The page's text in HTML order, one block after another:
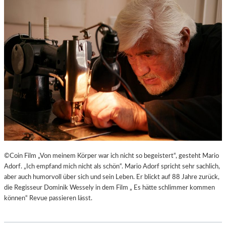
©Coin Film „Von meinem Körper war ich nicht so begeistert“, gesteht Mario
Adorf. „Ich empfand mich nicht als schön“. Mario Adorf spricht sehr sachlich,
aber auch humorvoll über sich und sein Leben. Er blickt auf 88 Jahre zurück,
die Regisseur Dominik Wessely in dem Film „ Es hätte schlimmer kommen
können“ Revue passieren lässt.